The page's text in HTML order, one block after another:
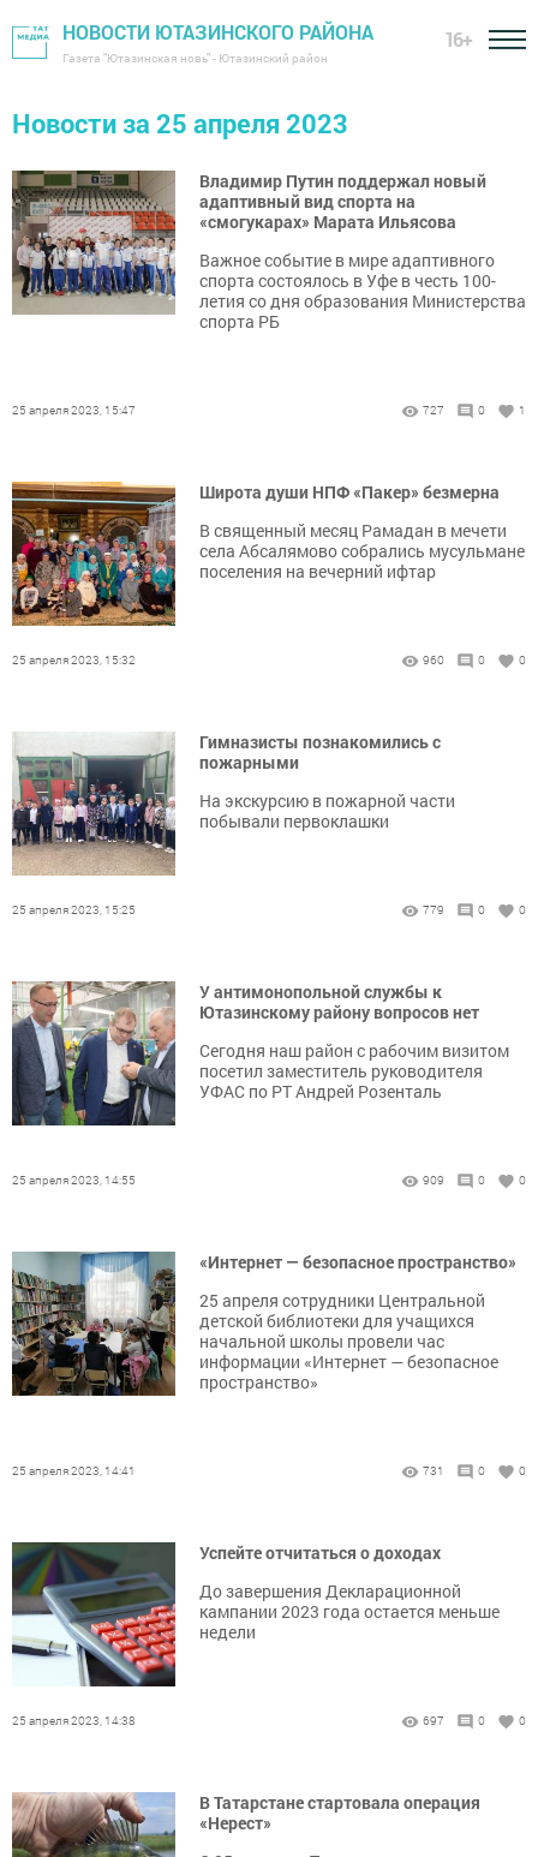
НОВОСТИ ЮТАЗИНСКОГО РАЙОНА
Газета "Ютазинская новь" - Ютазинский район
16+
Новости за 25 апреля 2023
Владимир Путин поддержал новый
адаптивный вид спорта на
«смогукарах» Марата Ильясова
Важное событие в мире адаптивного
спорта состоялось в Уфе в честь 100-
летия со дня образования Министерства
спорта РБ
25 апреля 2023, 15:47 727 0 1
Широта души НПФ «Пакер» безмерна
В священный месяц Рамадан в мечети
села Абсалямово собрались мусульмане
поселения на вечерний ифтар
25 апреля 2023, 15:32 960 0 0
Гимназисты познакомились с
пожарными
На экскурсию в пожарной части
побывали первоклашки
25 апреля 2023, 15:25 779 0 0
У антимонопольной службы к
Ютазинскому району вопросов нет
Сегодня наш район с рабочим визитом
посетил заместитель руководителя
УФАС по РТ Андрей Розенталь
25 апреля 2023, 14:55 909 0 0
«Интернет — безопасное пространство»
25 апреля сотрудники Центральной
детской библиотеки для учащихся
начальной школы провели час
информации «Интернет — безопасное
пространство»
25 апреля 2023, 14:41 731 0 0
Успейте отчитаться о доходах
До завершения Декларационной
кампании 2023 года остается меньше
недели
25 апреля 2023, 14:38 697 0 0
В Татарстане стартовала операция
«Нерест»